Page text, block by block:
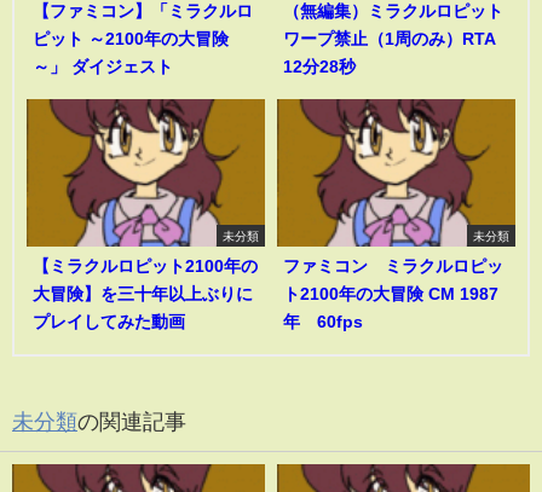
【ファミコン】「ミラクルロ
ピット ～2100年の大冒険
～」 ダイジェスト
（無編集）ミラクルロピット
ワープ禁止（1周のみ）RTA
12分28秒
未分類
【ミラクルロピット2100年の
大冒険】を三十年以上ぶりに
プレイしてみた動画
未分類
ファミコン ミラクルロピッ
ト2100年の大冒険 CM 1987
年 60fps
未分類の関連記事